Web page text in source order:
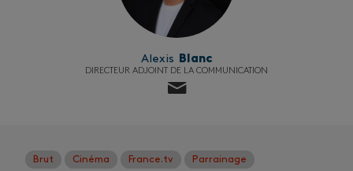
Alexis Blanc
DIRECTEUR ADJOINT DE LA COMMUNICATION
Brut Cinéma France.tv Parrainage